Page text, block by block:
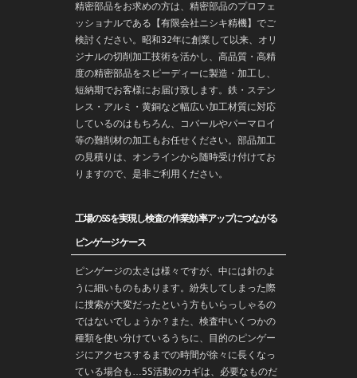
精密部品をお求めの方は、精密部品のプロフェ
ッショナルである【有限会社ニシキ精機】でご
検討ください。昭和32年に創業して以来、オリ
ジナルの切削加工技術を活かし、高品質・高精
度の精密部品をスピーディーに製造・加工し、
短納期でお客様にお届け致します。鉄・ステン
レス・アルミ・黄銅など幅広い加工材質に対応
しているのはもちろん、コバールやパーマロイ
等の難削材の加工もお任せください。部品加工
の見積りは、オンラインから随時受け付けてお
りますので、是非ご利用ください。
工場の5Sを実現し検査の作業効率アップにつながる
ピンゲージケース
ピンゲージの太さは様々ですが、中には針のよ
うに細いものもあります。紛失してしまった際
に捜索が大変だったという方もいらっしゃるの
ではないでしょうか？また、検査中いくつかの
種類を使い分けているうちに、目的のピンゲー
ジにアクセスするまでの時間が徐々に長くなっ
ている場合も…5S活動のカギは、必要なものだ